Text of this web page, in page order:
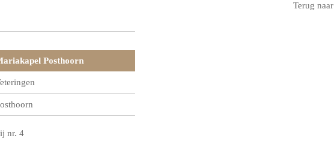
Terug naar
Posthoorn
nr. 4